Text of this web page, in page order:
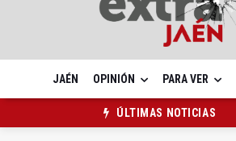
JAÉN OPINIÓN PARA VER
ÚLTIMAS NOTICIAS